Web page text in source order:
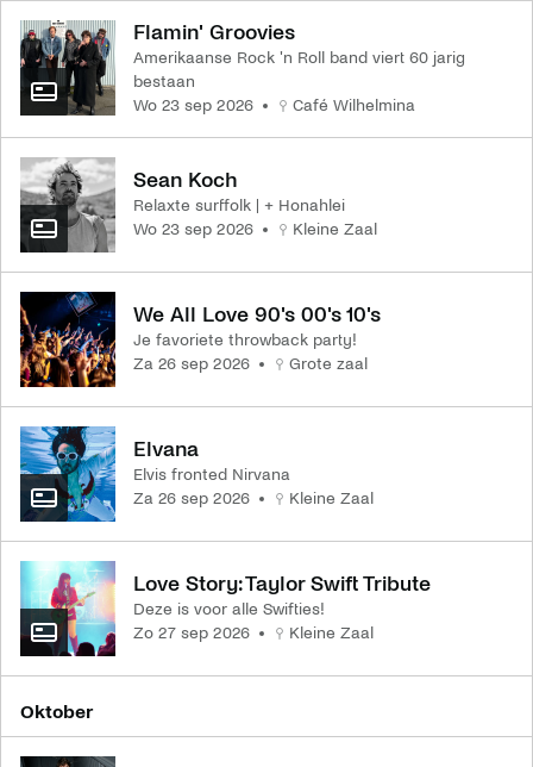
Flamin' Groovies
Amerikaanse Rock 'n Roll band viert 60 jarig
bestaan
wo 23 sep 2026
Café Wilhelmina
Sean Koch
Relaxte surffolk | + Honahlei
wo 23 sep 2026
Kleine Zaal
We All Love 90's 00's 10's
Je favoriete throwback party!
za 26 sep 2026
Grote zaal
Elvana
Elvis fronted Nirvana
za 26 sep 2026
Kleine Zaal
Love Story: Taylor Swift Tribute
Deze is voor alle Swifties!
zo 27 sep 2026
Kleine Zaal
oktober